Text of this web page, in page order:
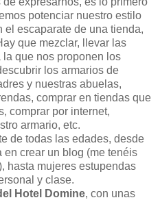
potenciar nuestro estilo
el escaparate de una tienda,
que mezclar, llevar las
que nos proponen los
los armarios de
y nuestras abuelas,
comprar en tiendas que
comprar por internet,
armario, etc.
de todas las edades, desde
crear un blog (me tenéis
hasta mujeres estupendas
y clase.
Hotel Domine, con unas